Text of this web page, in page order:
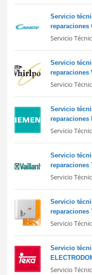
Servicio
reparaciones
Servicio
Servicio
reparaciones
Servicio
Servicio
reparaciones
Servicio
Servicio
reparaciones
Servicio
Servicio
reparaciones
Servicio
Servicio
Servicio